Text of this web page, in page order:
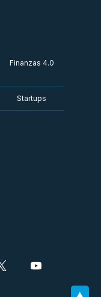
Finanzas 4.0
Startups